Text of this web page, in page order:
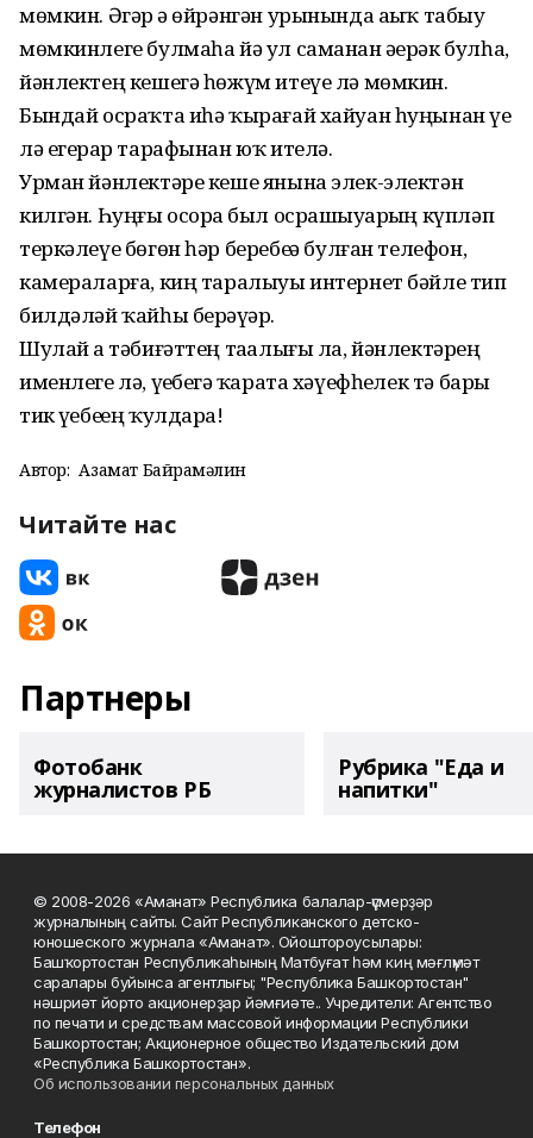
мөмкин. Әгәр ҙә өйрәнгән урынында аҙыҡ табыу
мөмкинлеге булмаһа йә ул саманан әҙерәк булһа,
йәнлектең кешегә һөжүм итеүе лә мөмкин.
Бындай осраҡта иһә ҡырағай хайуан һуңынан үҙе
лә егерҙар тарафынан юҡ ителә.
Урман йәнлектәре кеше янына элек-электән
килгән. Һуңғы осорҙа был осрашыуҙарҙың күп­ләп
теркәлеүе бөгөн һәр беребеҙҙә булған телефон,
камераларға, киң таралыуы интернет бәйле тип
билдәләй ҡайһы берәүҙәр.
Шулай ҙа тәбиғәттең таҙалығы ла, йәнлектәрҙең
именлеге лә, үҙебеҙгә ҡарата хәүефһеҙлек тә бары
тик үҙебеҙҙең ҡулдарҙа!
Автор: Азамат Байрамғәлин
Читайте нас
Партнеры
Фотобанк
журналистов РБ
Рубрика "Еда и
напитки"
© 2008-2026 «Аманат» Республика балалар-үҫмерҙәр
журналының сайты. Сайт Республиканского детско-
юношеского журнала «Аманат». Ойоштороусылары:
Башҡортостан Республикаһының Матбуғат һәм киң мәғлүмәт
саралары буйынса агентлығы; "Республика Башкортостан"
нәшриәт йорто акционерҙар йәмғиәте.. Учредители: Агентство
по печати и средствам массовой информации Республики
Башкортостан; Акционерное общество Издательский дом
«Республика Башкортостан».
Об использовании персональных данных
Телефон